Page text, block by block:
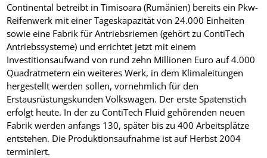
Continental betreibt in Timisoara (Rumänien) bereits ein Pkw-
Reifenwerk mit einer Tageskapazität von 24.000 Einheiten
sowie eine Fabrik für Antriebsriemen (gehört zu ContiTech
Antriebssysteme) und errichtet jetzt mit einem
Investitionsaufwand von rund zehn Millionen Euro auf 4.000
Quadratmetern ein weiteres Werk, in dem Klimaleitungen
hergestellt werden sollen, vornehmlich für den
Erstausrüstungskunden Volkswagen. Der erste Spatenstich
erfolgt heute. In der zu ContiTech Fluid gehörenden neuen
Fabrik werden anfangs 130, später bis zu 400 Arbeitsplätze
entstehen. Die Produktionsaufnahme ist auf Herbst 2004
terminiert.